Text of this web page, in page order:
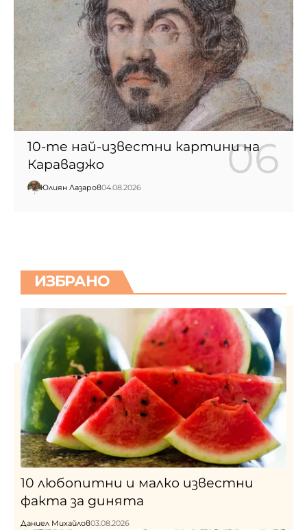
10-те най-известни картини на
Караваджо
Юлиян Лазаров04.08.2026
ИЗБРАНО
10 любопитни и малко известни
факта за динята
Даниел Михайлов03.08.2026